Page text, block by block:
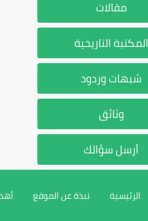
مقالات
المكتبة التاريخية
شبهات وردود
وثائق
أرسل سؤالك
الرئيسية نبذة عن الموقع